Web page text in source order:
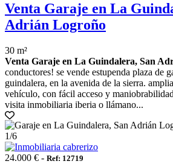
Venta Garaje en La
Adrián Logroño
30 m²
Venta Garaje en La Guindalera, San
conductores! se vende estupenda plaza de
guindalera, en la avenida de la sierra.
vehículo, con fácil acceso y
visita inmobiliaria iberia o llámano...
1/6
24.000 € - Ref: 12719